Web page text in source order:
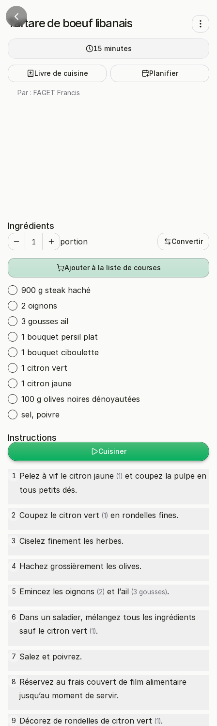
Tartare de boeuf libanais
15 minutes
Livre de cuisine Planifier
Par : FAGET Francis
Ingrédients
portion Convertir
Ajouter à la liste de courses
900 g steak haché
2 oignons
3 gousses ail
1 bouquet persil plat
1 bouquet ciboulette
1 citron vert
1 citron jaune
100 g olives noires dénoyautées
sel, poivre
Instructions
Cuisiner
1 Pelez à vif le citron jaune (1) et coupez la pulpe en
tous petits dés.
2 Coupez le citron vert (1) en rondelles fines.
3 Ciselez finement les herbes.
4 Hachez grossièrement les olives.
5 Emincez les oignons (2) et l’ail (3 gousses).
6 Dans un saladier, mélangez tous les ingrédients
sauf le citron vert (1).
7 Salez et poivrez.
8 Réservez au frais couvert de film alimentaire
jusqu’au moment de servir.
9 Décorez de rondelles de citron vert (1).